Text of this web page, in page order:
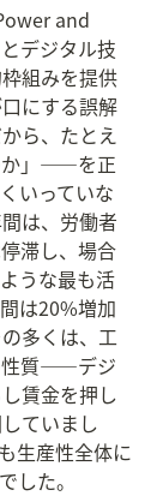
and
デジタル技
組みを提供
にする誤解
ら、たとえ
か」——を正
いっていな
は、労働者
滞し、場合
うな最も活
は20%増加
多くは、工
性質——デジ
賃金を押し
ていまし
生産性全体に
した。